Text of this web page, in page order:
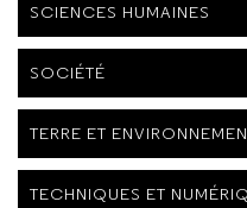
SCIENCES HUMAINES
SOCIÉTÉ
TERRE ET
TECHNIQUES ET